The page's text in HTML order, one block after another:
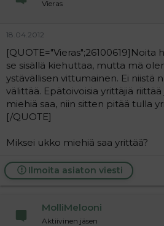
Vieras
18.04.2012
[QUOTE="Vieras";26100619]Noita
se sisällä kiehuttaa, mutta mä
ystävällisen vittumainen. Ei niistä
välittää. Epätoivoisia yrittäjiä
miehiä saa, niin sitten pitää tulla
[/QUOTE]
Miksei ukko miehiä saa yrittää?
Ilmoita asiaton viesti
MolliMelooni
Aktiivinen jäsen